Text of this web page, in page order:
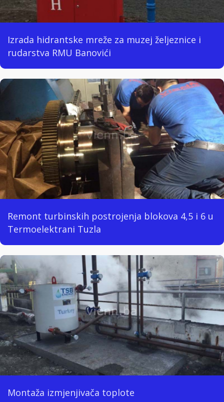
Izrada hidrantske mreže za muzej željeznice i
rudarstva RMU Banovići
Remont turbinskih postrojenja blokova 4,5 i 6 u
Termoelektrani Tuzla
Montaža izmjenjivača toplote